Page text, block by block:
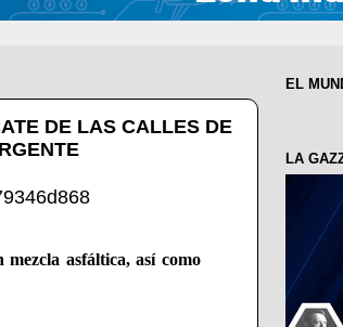
DE LAS CALLES DE
asfáltica, así como
EL
LA